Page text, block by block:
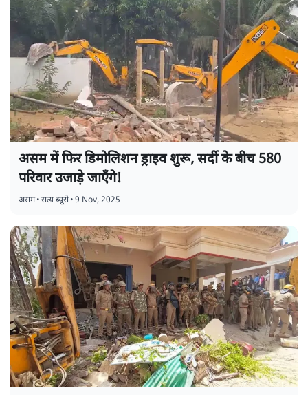
असम में फिर डिमोलिशन ड्राइव शुरू, सर्दी के बीच 580
परिवार उजाड़े जाएँगे!
असम•सत्य ब्यूरो•9 Nov, 2025